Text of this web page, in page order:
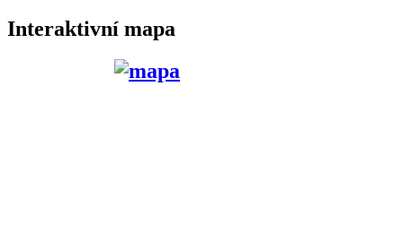
Interaktivní mapa